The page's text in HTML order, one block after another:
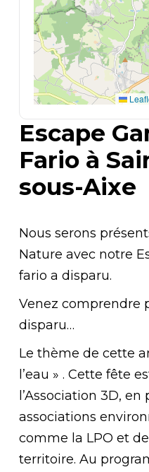
Escape
Fario à
sous-Aixe
Nous serons
Nature avec notre
fario a disparu.
Venez comprendre
disparu…
Le thème de cette
l’eau » . Cette fête
l’Association 3D,
associations
comme la LPO et
territoire. Au